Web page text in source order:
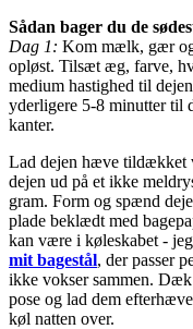
Sådan bager du de
Dag 1: Kom mælk, gær
opløst. Tilsæt æg, farve,
medium hastighed til
yderligere 5-8 minutter til
kanter.
Lad dejen hæve tildækket
dejen ud på et ikke
gram. Form og spænd
plade beklædt med
kan være i køleskabet -
mit bagestål, der passer
ikke vokser sammen.
pose og lad dem
køl natten over.